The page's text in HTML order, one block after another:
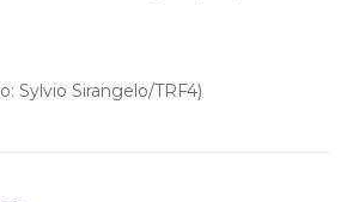
Sylvio Sirangelo/TRF4)